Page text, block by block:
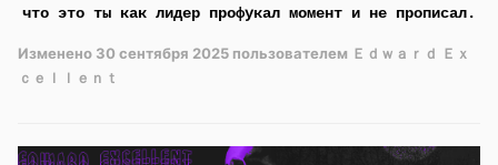
что это ты как лидер профукал момент и не прописал.
Изменено 30 сентября 2025 пользователем Ｅｄｗａｒｄ Ｅｘ
ｃｅｌｌｅｎｔ